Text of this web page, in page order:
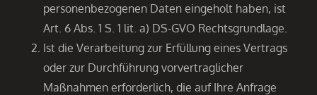
personenbezogenen Daten eingeholt haben, ist
Art. 6 Abs. 1 S. 1 lit. a) DS-GVO Rechtsgrundlage.
Ist die Verarbeitung zur Erfüllung eines Vertrags
oder zur Durchführung vorvertraglicher
Maßnahmen erforderlich, die auf Ihre Anfrage